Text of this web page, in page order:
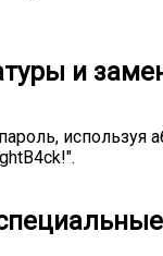
и
используя